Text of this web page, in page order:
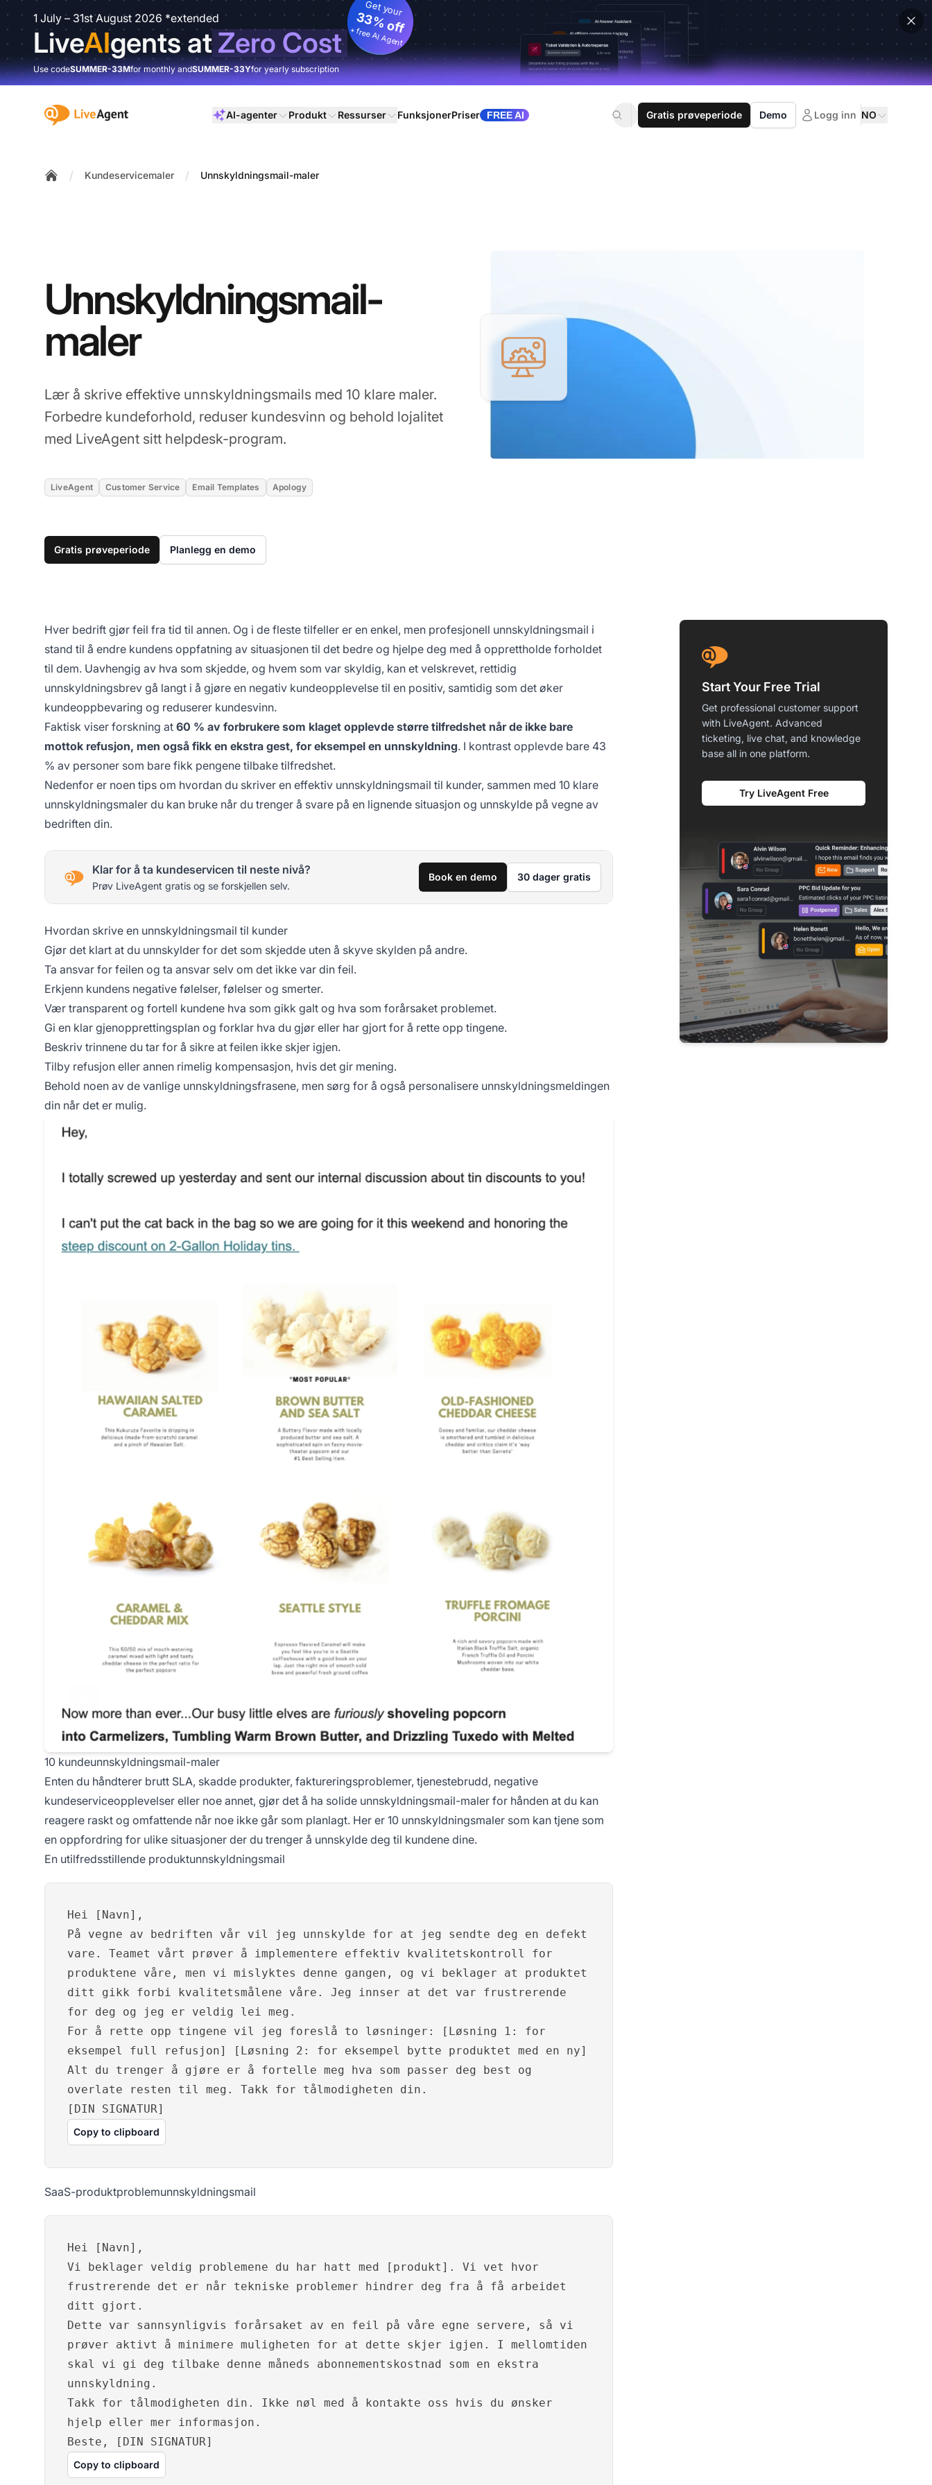
1 July – 31st August 2026 *extended
LiveAIgents atZero Cost
Get your
33% off
+ free AI Agent
Use codeSUMMER-33Mfor monthly andSUMMER-33Yfor yearly subscription
:site.title AI-agenter Produkt Ressurser FunksjonerPriser FREE AI Gratis prøveperiode Demo Logg inn NO
/ Kundeservicemaler / Unnskyldningsmail-maler
Unnskyldningsmail-
maler
Lær å skrive effektive unnskyldningsmails med 10 klare maler.
Forbedre kundeforhold, reduser kundesvinn og behold lojalitet
med LiveAgent sitt helpdesk-program.
LiveAgent Customer Service Email Templates Apology
Gratis prøveperiode Planlegg en demo
Hver bedrift gjør feil fra tid til annen. Og i de fleste tilfeller er en enkel, men profesjonell unnskyldningsmail i
stand til å endre kundens oppfatning av situasjonen til det bedre og hjelpe deg med å opprettholde forholdet
til dem. Uavhengig av hva som skjedde, og hvem som var skyldig, kan et velskrevet, rettidig
unnskyldningsbrev gå langt i å gjøre en negativ kundeopplevelse til en positiv, samtidig som det øker
kundeoppbevaring og reduserer kundesvinn.
Faktisk viser forskning at 60 % av forbrukere som klaget opplevde større tilfredshet når de ikke bare
mottok refusjon, men også fikk en ekstra gest, for eksempel en unnskyldning. I kontrast opplevde bare 43
% av personer som bare fikk pengene tilbake tilfredshet.
Nedenfor er noen tips om hvordan du skriver en effektiv unnskyldningsmail til kunder, sammen med 10 klare
unnskyldningsmaler du kan bruke når du trenger å svare på en lignende situasjon og unnskylde på vegne av
bedriften din.
Klar for å ta kundeservicen til neste nivå?
Prøv LiveAgent gratis og se forskjellen selv.
Book en demo 30 dager gratis
Hvordan skrive en unnskyldningsmail til kunder
Gjør det klart at du unnskylder for det som skjedde uten å skyve skylden på andre.
Ta ansvar for feilen og ta ansvar selv om det ikke var din feil.
Erkjenn kundens negative følelser, følelser og smerter.
Vær transparent og fortell kundene hva som gikk galt og hva som forårsaket problemet.
Gi en klar gjenopprettingsplan og forklar hva du gjør eller har gjort for å rette opp tingene.
Beskriv trinnene du tar for å sikre at feilen ikke skjer igjen.
Tilby refusjon eller annen rimelig kompensasjon, hvis det gir mening.
Behold noen av de vanlige unnskyldningsfrasene, men sørg for å også personalisere unnskyldningsmeldingen
din når det er mulig.
10 kundeunnskyldningsmail-maler
Enten du håndterer brutt SLA, skadde produkter, faktureringsproblemer, tjenestebrudd, negative
kundeserviceopplevelser eller noe annet, gjør det å ha solide unnskyldningsmail-maler for hånden at du kan
reagere raskt og omfattende når noe ikke går som planlagt. Her er 10 unnskyldningsmaler som kan tjene som
en oppfordring for ulike situasjoner der du trenger å unnskylde deg til kundene dine.
En utilfredsstillende produktunnskyldningsmail
Hei [Navn],
På vegne av bedriften vår vil jeg unnskylde for at jeg sendte deg en defekt
vare. Teamet vårt prøver å implementere effektiv kvalitetskontroll for
produktene våre, men vi mislyktes denne gangen, og vi beklager at produktet
ditt gikk forbi kvalitetsmålene våre. Jeg innser at det var frustrerende
for deg og jeg er veldig lei meg.
For å rette opp tingene vil jeg foreslå to løsninger: [Løsning 1: for
eksempel full refusjon] [Løsning 2: for eksempel bytte produktet med en ny]
Alt du trenger å gjøre er å fortelle meg hva som passer deg best og
overlate resten til meg. Takk for tålmodigheten din.
[DIN SIGNATUR]
Copy to clipboard
SaaS-produktproblemunnskyldningsmail
Hei [Navn],
Vi beklager veldig problemene du har hatt med [produkt]. Vi vet hvor
frustrerende det er når tekniske problemer hindrer deg fra å få arbeidet
ditt gjort.
Dette var sannsynligvis forårsaket av en feil på våre egne servere, så vi
prøver aktivt å minimere muligheten for at dette skjer igjen. I mellomtiden
skal vi gi deg tilbake denne måneds abonnementskostnad som en ekstra
unnskyldning.
Takk for tålmodigheten din. Ikke nøl med å kontakte oss hvis du ønsker
hjelp eller mer informasjon.
Beste, [DIN SIGNATUR]
Copy to clipboard
Start Your Free Trial
Get professional customer support
with LiveAgent. Advanced
ticketing, live chat, and knowledge
base all in one platform.
Try LiveAgent Free